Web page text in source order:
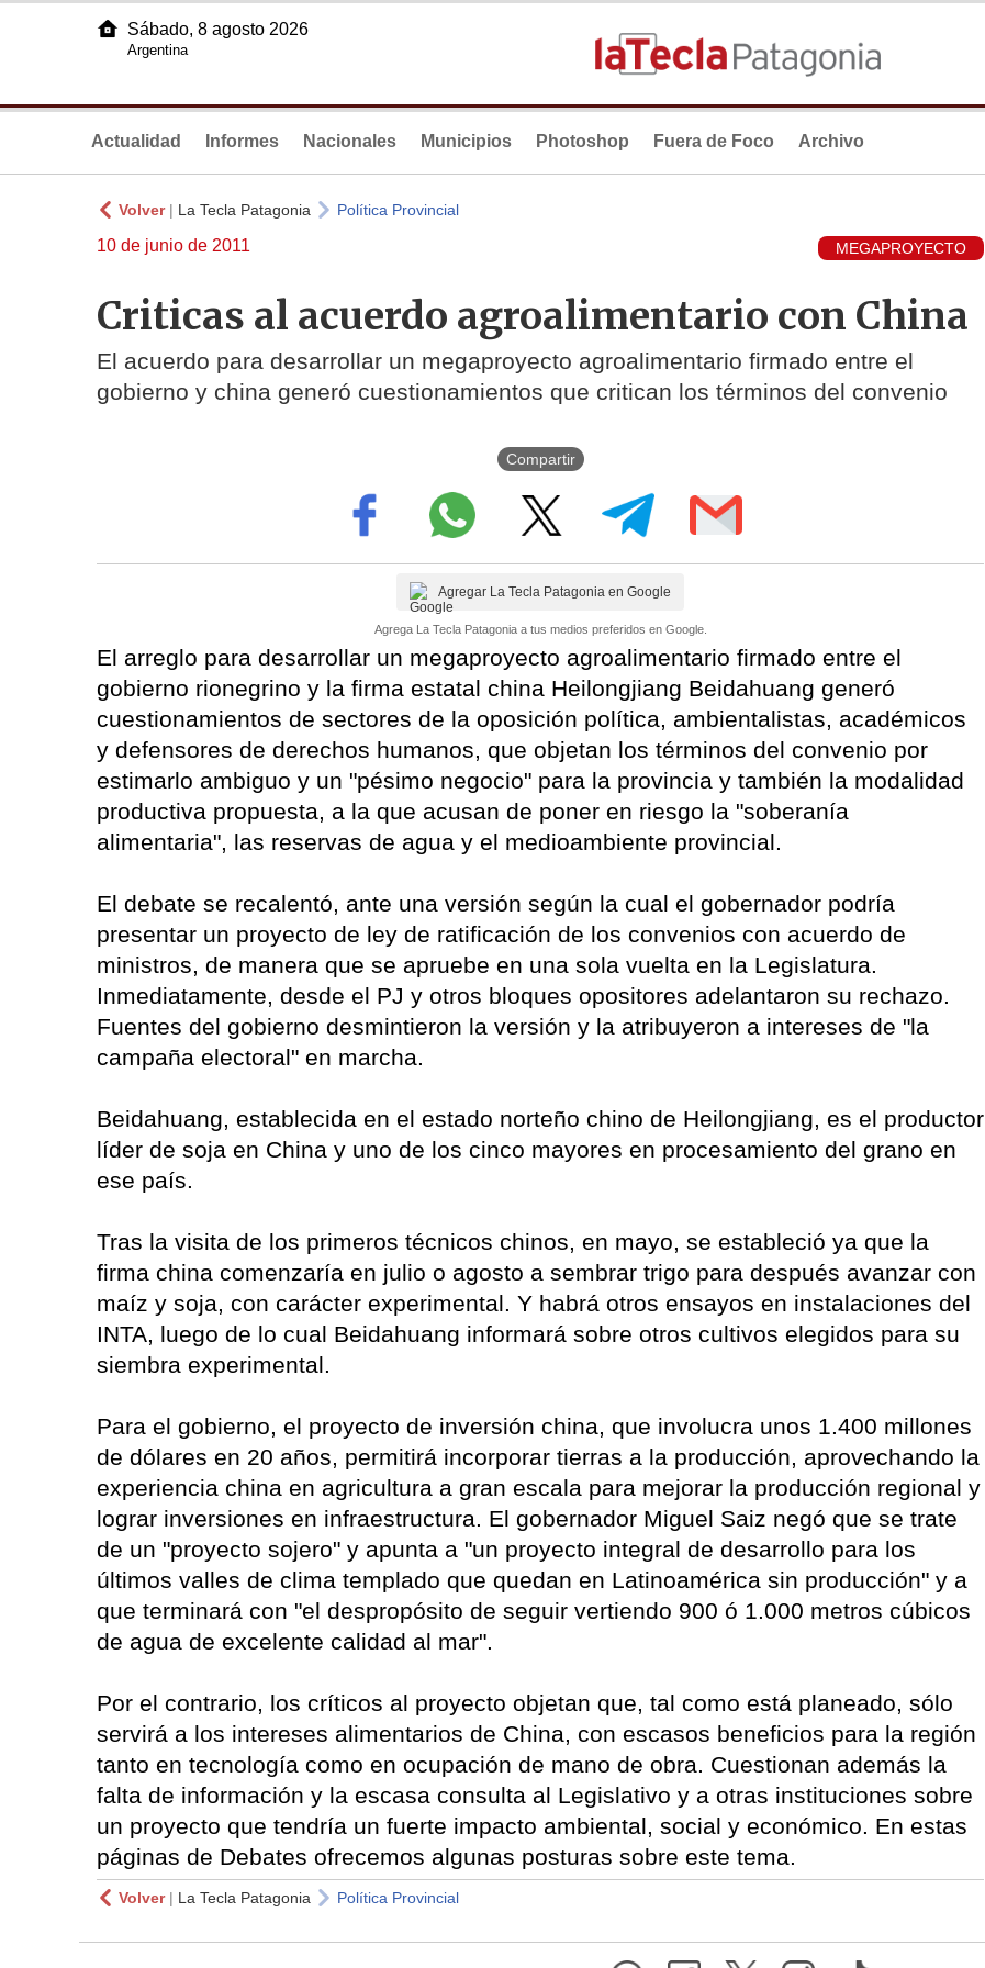
Sábado, 8 agosto 2026
Argentina
Actualidad Informes Nacionales Municipios Photoshop Fuera de Foco Archivo
Volver| La Tecla Patagonia Política Provincial
10 de junio de 2011 MEGAPROYECTO
Criticas al acuerdo agroalimentario con China
El acuerdo para desarrollar un megaproyecto agroalimentario firmado entre el
gobierno y china generó cuestionamientos que critican los términos del convenio
Compartir
Agregar La Tecla Patagonia en Google
Agrega La Tecla Patagonia a tus medios preferidos en Google.
El arreglo para desarrollar un megaproyecto agroalimentario firmado entre el
gobierno rionegrino y la firma estatal china Heilongjiang Beidahuang generó
cuestionamientos de sectores de la oposición política, ambientalistas, académicos
y defensores de derechos humanos, que objetan los términos del convenio por
estimarlo ambiguo y un "pésimo negocio" para la provincia y también la modalidad
productiva propuesta, a la que acusan de poner en riesgo la "soberanía
alimentaria", las reservas de agua y el medioambiente provincial.
El debate se recalentó, ante una versión según la cual el gobernador podría
presentar un proyecto de ley de ratificación de los convenios con acuerdo de
ministros, de manera que se apruebe en una sola vuelta en la Legislatura.
Inmediatamente, desde el PJ y otros bloques opositores adelantaron su rechazo.
Fuentes del gobierno desmintieron la versión y la atribuyeron a intereses de "la
campaña electoral" en marcha.
Beidahuang, establecida en el estado norteño chino de Heilongjiang, es el productor
líder de soja en China y uno de los cinco mayores en procesamiento del grano en
ese país.
Tras la visita de los primeros técnicos chinos, en mayo, se estableció ya que la
firma china comenzaría en julio o agosto a sembrar trigo para después avanzar con
maíz y soja, con carácter experimental. Y habrá otros ensayos en instalaciones del
INTA, luego de lo cual Beidahuang informará sobre otros cultivos elegidos para su
siembra experimental.
Para el gobierno, el proyecto de inversión china, que involucra unos 1.400 millones
de dólares en 20 años, permitirá incorporar tierras a la producción, aprovechando la
experiencia china en agricultura a gran escala para mejorar la producción regional y
lograr inversiones en infraestructura. El gobernador Miguel Saiz negó que se trate
de un "proyecto sojero" y apunta a "un proyecto integral de desarrollo para los
últimos valles de clima templado que quedan en Latinoamérica sin producción" y a
que terminará con "el despropósito de seguir vertiendo 900 ó 1.000 metros cúbicos
de agua de excelente calidad al mar".
Por el contrario, los críticos al proyecto objetan que, tal como está planeado, sólo
servirá a los intereses alimentarios de China, con escasos beneficios para la región
tanto en tecnología como en ocupación de mano de obra. Cuestionan además la
falta de información y la escasa consulta al Legislativo y a otras instituciones sobre
un proyecto que tendría un fuerte impacto ambiental, social y económico. En estas
páginas de Debates ofrecemos algunas posturas sobre este tema.
Volver| La Tecla Patagonia Política Provincial